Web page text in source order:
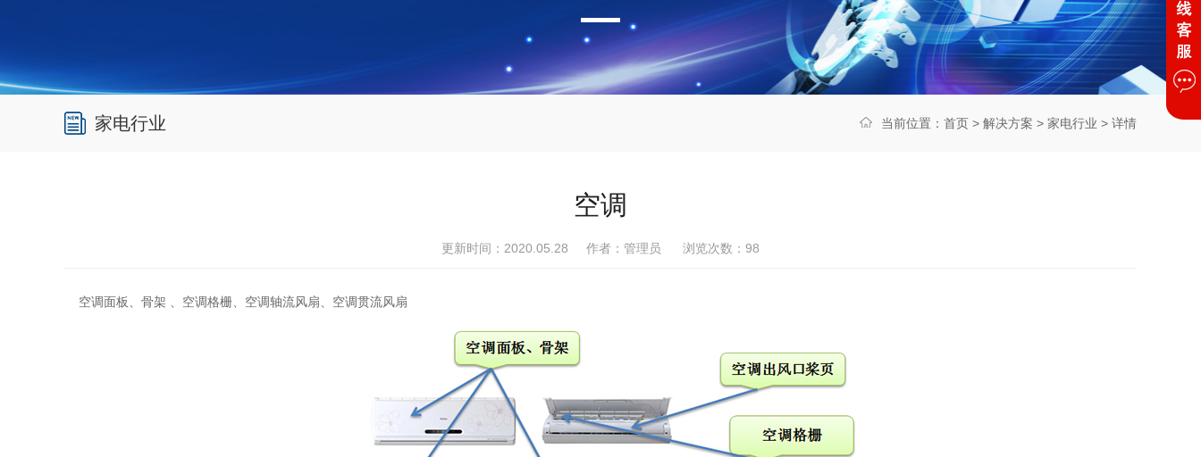
家电行业 当前位置： 首页 > 解决方案 > 家电行业 > 详情
空调
更新时间：2020.05.28 作者：管理员 浏览次数： 98
空调面板、骨架 、空调格栅、空调轴流风扇、空调贯流风扇